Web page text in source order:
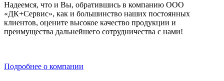
Надеемся, что и Вы, обратившись в компанию ООО
«ДК+Сервис», как и большинство наших постоянных
клиентов, оцените высокое качество продукции и
преимущества дальнейшего сотрудничества с нами!
Подробнее о компании